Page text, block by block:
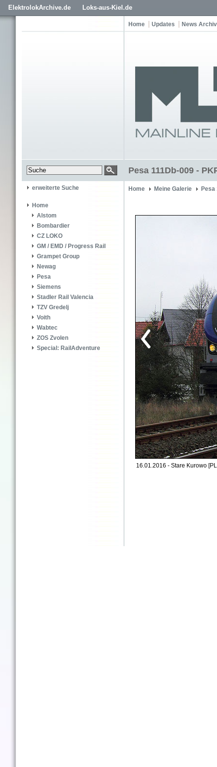
ElektrolokArchive.de Loks-aus-Kiel.de
Home Updates News Archiv
Pesa 111Db-009 -
erweiterte Suche
Home
Alstom
Bombardier
CZ LOKO
GM / EMD / Progress Rail
Grampet Group
Newag
Pesa
Siemens
Stadler Rail Valencia
TZV Gredelj
Voith
Wabtec
ZOS Zvolen
Special: RailAdventure
Home Meine Galerie Pesa
16.01.2016 - Stare Kurowo